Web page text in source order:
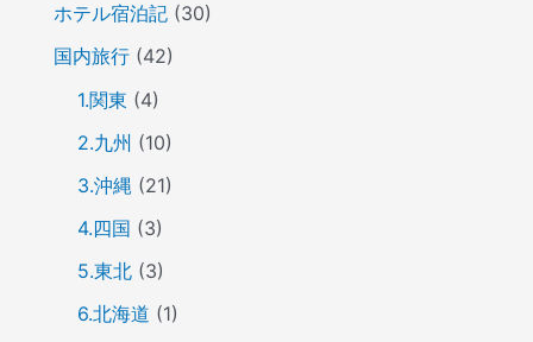
ホテル宿泊記(30)
国内旅行(42)
1.関東 (4)
2.九州 (10)
3.沖縄(21)
4.四国 (3)
5.東北(3)
6.北海道 (1)